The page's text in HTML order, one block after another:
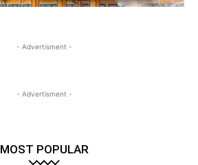
- Advertisment -
- Advertisment -
MOST POPULAR